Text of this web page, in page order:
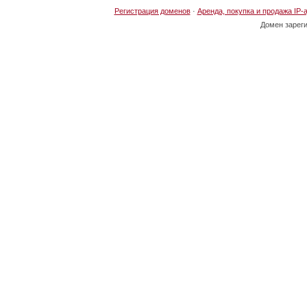
Регистрация доменов· Аренда, покупка и продажа IP-
Домен